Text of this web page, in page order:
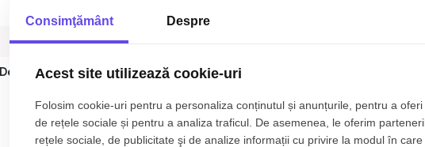
Etaj 2
Decomandat
Nr. bai:
S. construita:
1 An constructie: 2014
An renovare: 2022
Consimţământ Despre
Acest site utilizează cookie-uri
Folosim cookie-uri pentru a personaliza conținutul și anunțurile, pentru a oferi
de rețele sociale și pentru a analiza traficul. De asemenea, le oferim
rețele sociale, de publicitate şi de analize informații cu privire la modul în care